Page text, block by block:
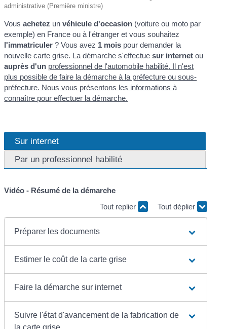
administrative (Première ministre)
Vousachetez unvéhicule d'occasion (voiture ou moto par
exemple) en France ou à l'étranger et vous souhaitez
l'immatriculer ? Vous avez 1 mois pour demander la
nouvelle carte grise. La démarche s'effectuesur internet ou
auprès d'un professionnel de l'automobile habilité. Il n'est
plus possible de faire la démarche à la préfecture ou sous-
préfecture. Nous vous présentons les informations à
connaître pour effectuer la démarche.
Sur internet
Par un professionnel habilité
Vidéo - Résumé de la démarche
Tout replier
Tout déplier
Préparer les documents
Estimer le coût de la carte grise
Faire la démarche sur internet
Suivre l'état d'avancement de la fabrication de
la carte grise